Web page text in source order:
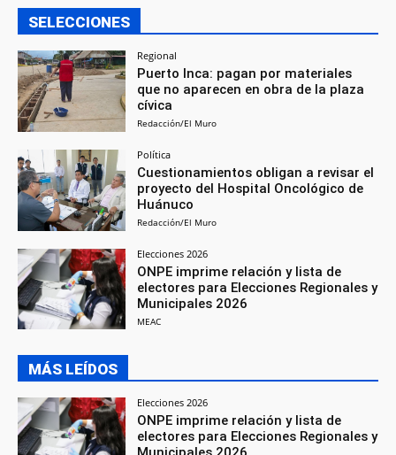
SELECCIONES
Regional
Puerto Inca: pagan por materiales
que no aparecen en obra de la plaza
cívica
Redacción/El Muro
Política
Cuestionamientos obligan a revisar el
proyecto del Hospital Oncológico de
Huánuco
Redacción/El Muro
Elecciones 2026
ONPE imprime relación y lista de
electores para Elecciones Regionales y
Municipales 2026
MEAC
MÁS LEÍDOS
Elecciones 2026
ONPE imprime relación y lista de
electores para Elecciones Regionales y